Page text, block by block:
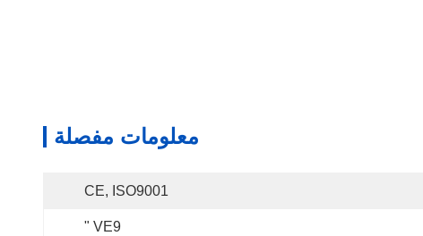
معلومات مفصلة
CE, ISO9001
VE9 "